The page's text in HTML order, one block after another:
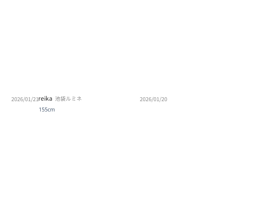
2026/01/21reika 池袋ルミネ 2026/01/20
155cm